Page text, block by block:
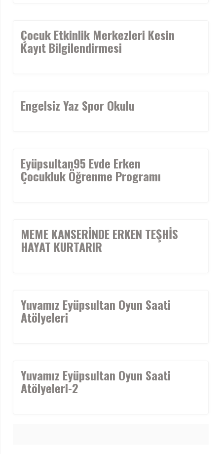
Çocuk Etkinlik Merkezleri Kesin
Kayıt Bilgilendirmesi
Engelsiz Yaz Spor Okulu
Eyüpsultan95 Evde Erken
Çocukluk Öğrenme Programı
MEME KANSERİNDE ERKEN TEŞHİS
HAYAT KURTARIR
Yuvamız Eyüpsultan Oyun Saati
Atölyeleri
Yuvamız Eyüpsultan Oyun Saati
Atölyeleri-2